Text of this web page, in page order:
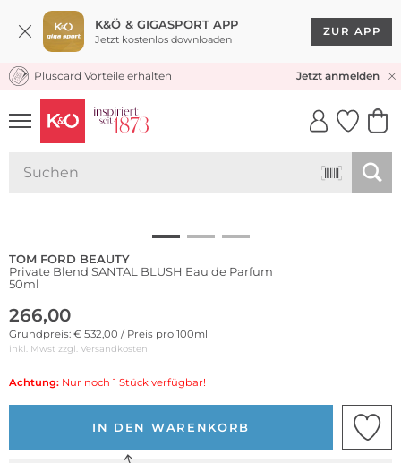
K&Ö & GIGASPORT APP
Jetzt kostenlos downloaden
ZUR APP
KOSTENLOSER VERSAND* & RÜCKVERSAND
Pluscard Vorteile erhalten Jetzt anmelden
UNSERE APP
CLICK &
TOM FORD BEAUTY
Private Blend SANTAL BLUSH Eau de Parfum
50ml
266,00
Grundpreis: € 532,00 / Preis pro 100ml
inkl. Mwst zzgl. Versandkosten
Achtung: Nur noch 1 Stück verfügbar!
IN DEN WARENKORB